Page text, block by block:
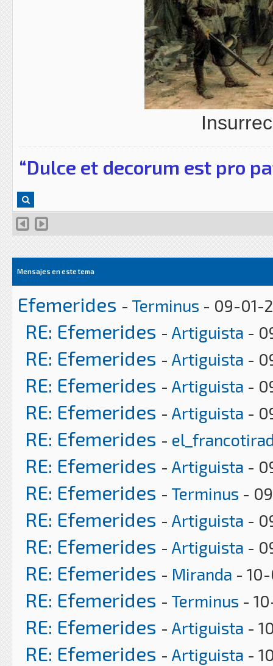
“Dulce et decorum est pro
Mensajes en este tema
Efemerides - Terminus - 09-01-
RE: Efemerides - Artiguista -
RE: Efemerides - Artiguista -
RE: Efemerides - Artiguista -
RE: Efemerides - Artiguista -
RE: Efemerides -
RE: Efemerides - Artiguista -
RE: Efemerides - Terminus -
RE: Efemerides - Artiguista -
RE: Efemerides - Artiguista -
RE: Efemerides - Miranda -
RE: Efemerides - Terminus -
RE: Efemerides - Artiguista -
RE: Efemerides - Artiguista -